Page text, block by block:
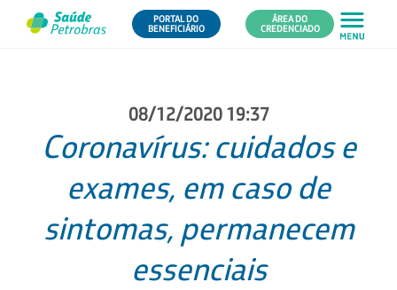
PORTAL DO
BENEFICIÁRIO
ÁREA DO
CREDENCIADO
08/12/2020 19:37
Coronavírus: cuidados e
exames, em caso de
sintomas, permanecem
essenciais